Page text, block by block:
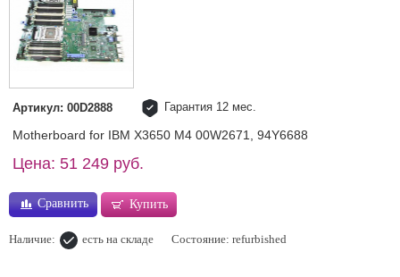
Артикул: 00D2888 Гарантия 12 мес.
Motherboard for IBM X3650 M4 00W2671, 94Y6688
Цена: 51 249 руб.
Сравнить Купить
Наличие: есть на складе Состояние: refurbished